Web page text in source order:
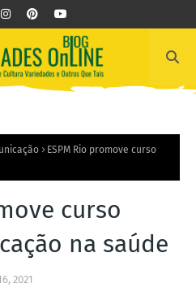
ESPM Rio promove curso
curso
na saúde
2021